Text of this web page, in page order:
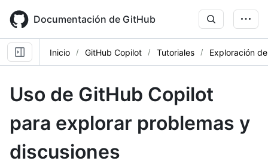
main
content
Documentación de GitHub
Inicio GitHub Copilot Tutoriales Exploración
Uso de GitHub Copilot
para explorar problemas y
discusiones